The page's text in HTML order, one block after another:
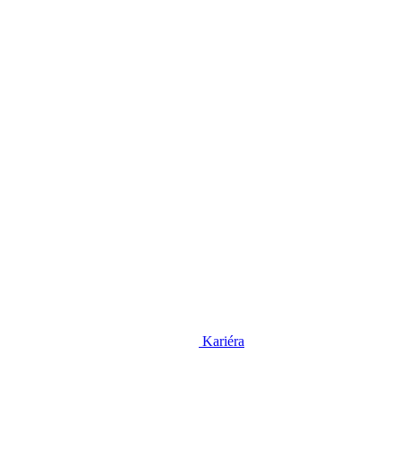
Kariéra